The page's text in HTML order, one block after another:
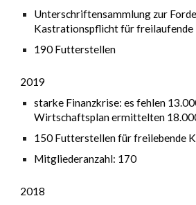
Unterschriftensammlung zur
Kastrationspflicht für freilaufende
190 Futterstellen
2019
starke Finanzkrise: es fehlen
Wirtschaftsplan ermittelten
150 Futterstellen für freilebende
Mitgliederanzahl: 170
2018